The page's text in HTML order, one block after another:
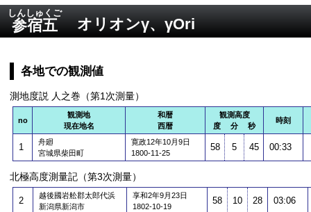
参宿五
しんしゅくご
オリオンγ、γOri
各地での観測値
測地度説 人之巻（第1次測量）
no
観測地
現在地名
和暦
西暦
観測高度
度 分 秒
時刻
1
舟廻
宮城県柴田町
寛政12年10月9日
1800-11-25
58 5 45 00:33
北極高度測量記（第3次測量）
2
越後國岩舩郡太郎代浜
新潟県新潟市
享和2年9月23日
1802-10-19
58 10 28 03:06